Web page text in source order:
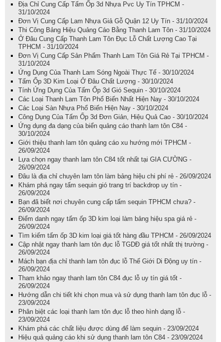
Địa Chỉ Cung Cấp Tấm Ốp 3d Nhựa Pvc Uy Tín TPHCM -
31/10/2024
Đơn Vị Cung Cấp Lam Nhựa Giả Gỗ Quận 12 Uy Tín - 31/10/2024
Thi Công Bảng Hiệu Quảng Cáo Bằng Thanh Lam Tôn - 31/10/2024
Ở Đâu Cung Cấp Thanh Lam Tôn Đục Lỗ Chất Lượng Cao Tại
TPHCM - 31/10/2024
Đơn Vị Cung Cấp Sản Phẩm Thanh Lam Tôn Giá Rẻ Tại TPHCM -
31/10/2024
Ứng Dụng Của Thanh Lam Sóng Ngoài Thực Tế - 30/10/2024
Tấm Ốp 3D Kim Loại Ở Đâu Chất Lượng - 30/10/2024
Tính Ứng Dụng Của Tấm Ốp 3d Gió Sequin - 30/10/2024
Các Loại Thanh Lam Tôn Phổ Biến Nhất Hiện Nay - 30/10/2024
Các Loại Sàn Nhựa Phổ Biến Hiện Nay - 30/10/2024
Công Dụng Của Tấm Ốp 3d Đơn Giản, Hiệu Quả Cao - 30/10/2024
Ứng dụng đa dạng của biển quảng cáo thanh lam tôn C84 -
30/10/2024
Giới thiệu thanh lam tôn quảng cáo xu hướng mới TPHCM -
26/09/2024
Lựa chọn ngay thanh lam tôn C84 tốt nhất tại GIA CƯỜNG -
26/09/2024
Đâu là địa chỉ chuyên lam tôn làm bảng hiệu chi phí rẻ - 26/09/2024
Khám phá ngay tấm sequin gió trang trí backdrop uy tín -
26/09/2024
Bạn đã biết nơi chuyên cung cấp tấm sequin TPHCM chưa? -
26/09/2024
Điểm danh ngay tấm ốp 3D kim loại làm bảng hiệu spa giá rẻ -
26/09/2024
Tìm kiếm tấm ốp 3D kim loại giá tốt hàng đầu TPHCM - 26/09/2024
Cập nhật ngay thanh lam tôn đục lỗ TGDĐ giá tốt nhất thị trường -
26/09/2024
Mách bạn địa chỉ thanh lam tôn đục lỗ Thế Giới Di Động uy tín -
26/09/2024
Tham khảo ngay thanh lam tôn C84 đục lỗ uy tín giá tốt -
26/09/2024
Hướng dẫn chi tiết khi chọn mua và sử dụng thanh lam tôn đục lỗ -
23/09/2024
Phân biệt các loại thanh lam tôn đục lỗ theo hình dạng lỗ -
23/09/2024
Khám phá các chất liệu được dùng để làm sequin - 23/09/2024
Hiệu quả quảng cáo khi sử dụng thanh lam tôn C84 - 23/09/2024